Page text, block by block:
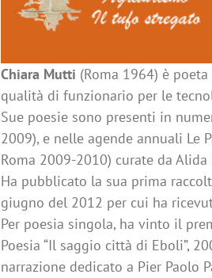
Chiara Mutti (Roma 1964) è
qualità di funzionario per le
Sue poesie sono presenti in
2009), e nelle agende annuali Le
Roma 2009-2010) curate da Alida
Ha pubblicato la sua prima
giugno del 2012 per cui ha
Per poesia singola, ha vinto il
Poesia “Il saggio città di Eboli”,
narrazione dedicato a Pier Paolo